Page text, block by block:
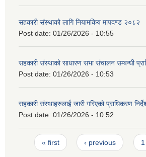
सहकारी संस्थाको लागि नियामकिय मापदण्ड २०८२
Post date: 01/26/2026 - 10:55
सहकारी संस्थाको साधारण सभा संचालन सम्बन्धी
Post date: 01/26/2026 - 10:53
सहकारी संस्थाहरुलाई जारी गरिएको प्राधिकरण
Post date: 01/26/2026 - 10:52
Pages
« first ‹ previous 1